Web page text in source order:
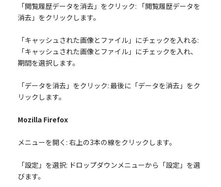
「閲覧履歴データを消去」をクリック: 「閲覧履歴データを
消去」をクリックします。
「キャッシュされた画像とファイル」にチェックを入れる:
「キャッシュされた画像とファイル」にチェックを入れ、
期間を選択します。
「データを消去」をクリック: 最後に「データを消去」をク
リックします。
Mozilla Firefox
メニューを開く: 右上の3本の線をクリックします。
「設定」を選択: ドロップダウンメニューから「設定」を選
びます。